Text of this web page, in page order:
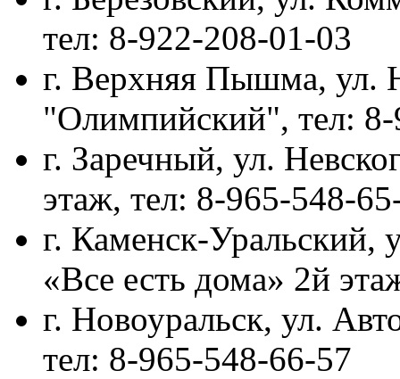
тел: 8-922-208-01-03
г. Верхняя Пышма, ул.
"Олимпийский", тел:
г. Заречный, ул.
этаж, тел: 8-965-548-
г. Каменск-
«Все есть дома» 2й
г. Новоуральск, ул.
тел: 8-965-548-66-57